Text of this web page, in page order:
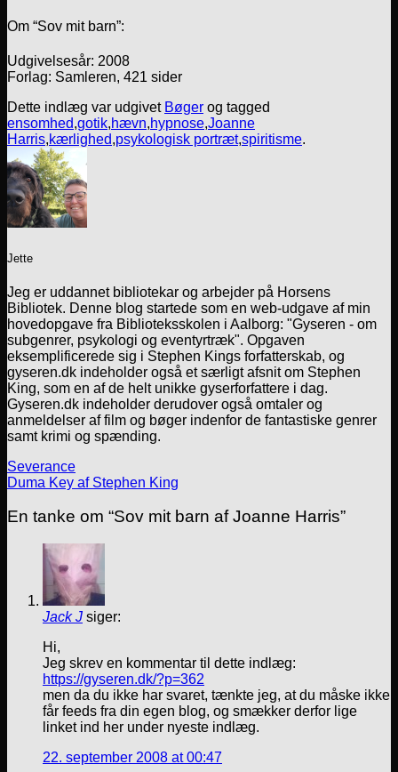
Om “Sov mit barn”:
Udgivelsesår: 2008
Forlag: Samleren, 421 sider
Dette indlæg var udgivet Bøger og tagged
ensomhed,gotik,hævn,hypnose,Joanne
Harris,kærlighed,psykologisk portræt,spiritisme.
Jette
Jeg er uddannet bibliotekar og arbejder på Horsens
Bibliotek. Denne blog startede som en web-udgave af min
hovedopgave fra Biblioteksskolen i Aalborg: "Gyseren - om
subgenrer, psykologi og eventyrtræk". Opgaven
eksemplificerede sig i Stephen Kings forfatterskab, og
gyseren.dk indeholder også et særligt afsnit om Stephen
King, som en af de helt unikke gyserforfattere i dag.
Gyseren.dk indeholder derudover også omtaler og
anmeldelser af film og bøger indenfor de fantastiske genrer
samt krimi og spænding.
Severance
Duma Key af Stephen King
En tanke om “Sov mit barn af Joanne Harris”
Jack J siger:
Hi,
Jeg skrev en kommentar til dette indlæg:
https://gyseren.dk/?p=362
men da du ikke har svaret, tænkte jeg, at du måske ikke
får feeds fra din egen blog, og smækker derfor lige
linket ind her under nyeste indlæg.
22. september 2008 at 00:47